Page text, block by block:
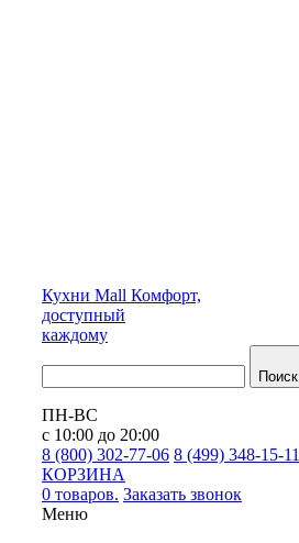
Кухни Mall Комфорт,
доступный
каждому
Поиск
ПН-ВС
с 10:00 до 20:00
8 (800) 302-77-06 8 (499) 348-15-11
КОРЗИНА
0 товаров. Заказать звонок
Меню